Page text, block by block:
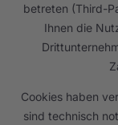
betreten (Third-
Ihnen die
Cookies haben
sind technisch